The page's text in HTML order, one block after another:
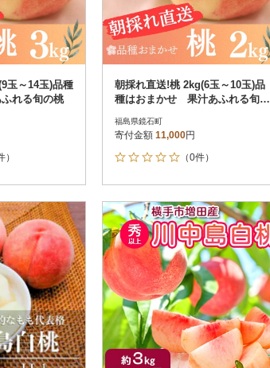
玉～14玉)品種
れる旬の桃
）
朝採れ直送!桃 2kg(6玉～10玉)品
種はおまかせ 果汁あふれる旬の
福島県鏡石町
寄付金額 11,000円
（0件）